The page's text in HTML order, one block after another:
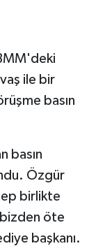
ile bir
basın
basın
Özgür
birlikte
bizden öte
başkanı.